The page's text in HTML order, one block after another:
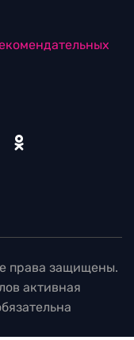
права защищены.
активная